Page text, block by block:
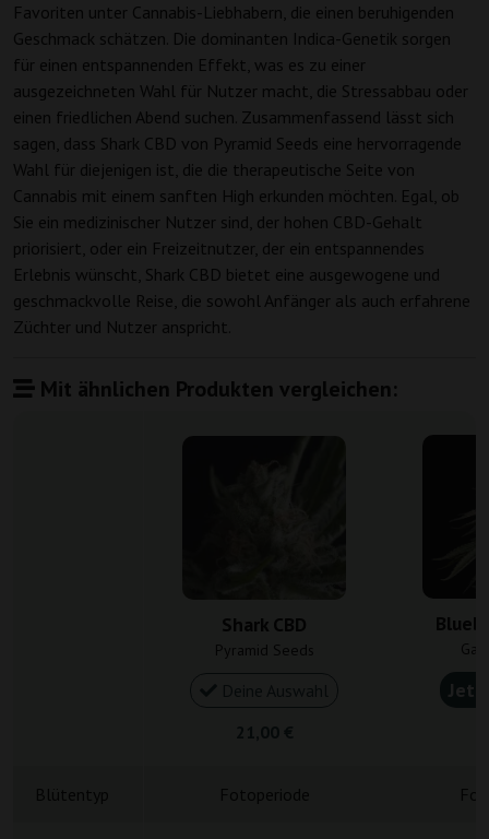
Favoriten unter Cannabis-Liebhabern, die einen beruhigenden
Geschmack schätzen. Die dominanten Indica-Genetik sorgen
für einen entspannenden Effekt, was es zu einer
ausgezeichneten Wahl für Nutzer macht, die Stressabbau oder
einen friedlichen Abend suchen. Zusammenfassend lässt sich
sagen, dass Shark CBD von Pyramid Seeds eine hervorragende
Wahl für diejenigen ist, die die therapeutische Seite von
Cannabis mit einem sanften High erkunden möchten. Egal, ob
Sie ein medizinischer Nutzer sind, der hohen CBD-Gehalt
priorisiert, oder ein Freizeitnutzer, der ein entspannendes
Erlebnis wünscht, Shark CBD bietet eine ausgewogene und
geschmackvolle Reise, die sowohl Anfänger als auch erfahrene
Züchter und Nutzer anspricht.
Mit ähnlichen Produkten vergleichen:
Shark CBD
Pyramid Seeds